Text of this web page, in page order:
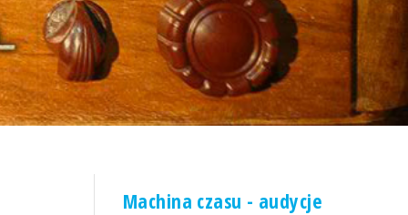
Machina czasu - audycje